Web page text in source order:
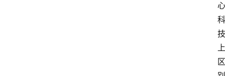
心
科
技
上
区